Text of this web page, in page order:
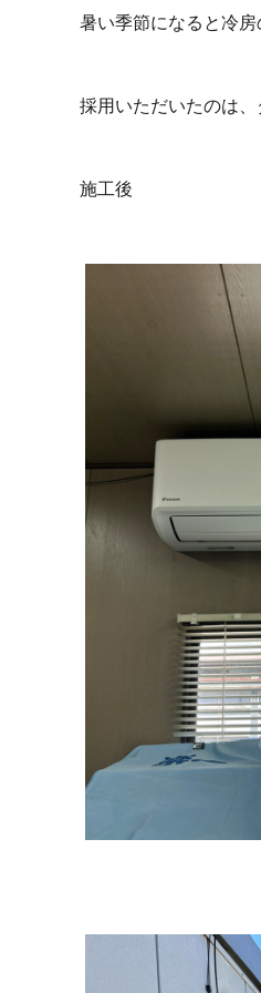
暑い季節になると冷
採用いただいたのは、
施工後